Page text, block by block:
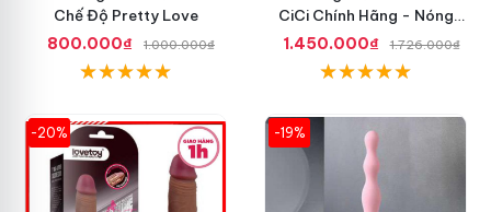
Chế Độ Pretty Love
800.000₫
1.000.000₫
CiCi Chính Hãng - Nóng
Nhất Hiện Nay
1.450.000₫ 1.726.000₫
-20% -19%